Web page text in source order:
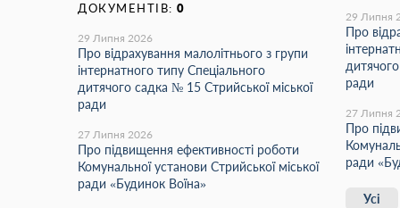
ДОКУМЕНТІВ: 0
29 Липня 2026
Про відрахування малолітнього з групи
інтернатного типу Спеціального
дитячого садка № 15 Стрийської міської
ради
27 Липня 2026
Про підвищення ефективності роботи
Комунальної установи Стрийської міської
ради «Будинок Воїна»
29 Липня
Про
ради
27 Липня
Про
ради
Усі